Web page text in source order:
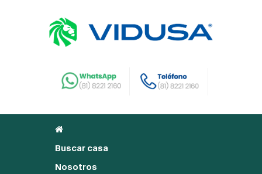
Buscar casa
Nosotros